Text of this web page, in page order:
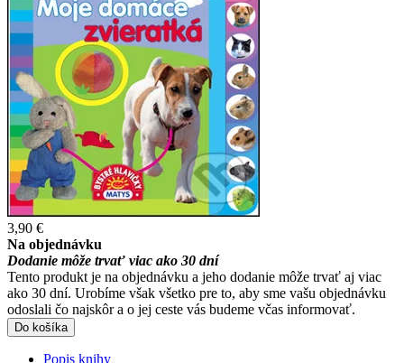
3,90 €
Na objednávku
Dodanie môže trvať viac ako 30 dní
Tento produkt je na objednávku a jeho dodanie môže trvať aj viac
ako 30 dní. Urobíme však všetko pre to, aby sme vašu objednávku
odoslali čo najskôr a o jej ceste vás budeme včas informovať.
Do košíka
Popis knihy